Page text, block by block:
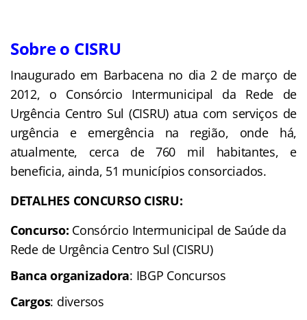
Sobre o CISRU
Inaugurado em Barbacena no dia 2 de março de
2012, o Consórcio Intermunicipal da Rede de
Urgência Centro Sul (CISRU) atua com serviços de
urgência e emergência na região, onde há,
atualmente, cerca de 760 mil habitantes, e
beneficia, ainda, 51 municípios consorciados.
DETALHES CONCURSO CISRU:
Concurso: Consórcio Intermunicipal de Saúde da
Rede de Urgência Centro Sul (CISRU)
Banca organizadora: IBGP Concursos
Cargos: diversos